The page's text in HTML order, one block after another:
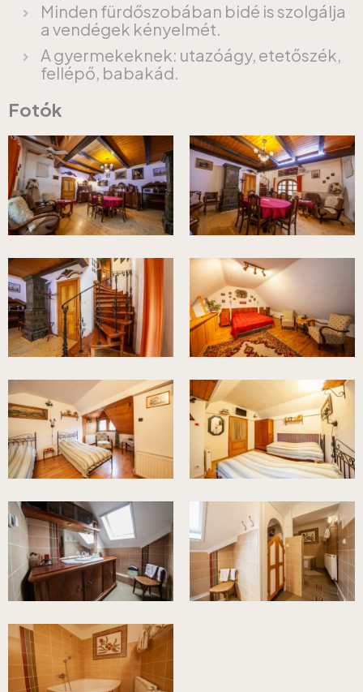
Minden fürdőszobában bidé is szolgálja
a vendégek kényelmét.
A gyermekeknek: utazóágy, etetőszék,
fellépő, babakád.
Fotók